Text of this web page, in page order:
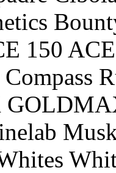
150
Compass